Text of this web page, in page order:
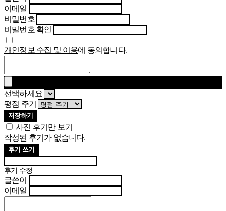
이메일
비밀번호
비밀번호 확인
개인정보 수집 및 이용에 동의합니다.
선택하세요
평점 주기
저장하기
사진 후기만 보기
작성된 후기가 없습니다.
후기 쓰기
후기 수정
글쓴이
이메일